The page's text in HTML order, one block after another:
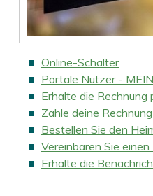
Online-Schalter
Portale Nutzer -
Erhalte die Rechnung
Zahle deine Rechnung
Bestellen Sie den
Vereinbaren Sie
Erhalte die